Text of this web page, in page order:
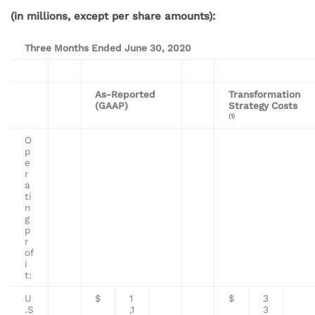
(in millions, except per share amounts):
Three Months Ended June 30, 2020
As-Reported
(GAAP)
Transformation
Strategy Costs
(1)
O
p
e
r
a
ti
n
g
p
r
of
i
t:
U
.S
$
1
,1
$
3
3